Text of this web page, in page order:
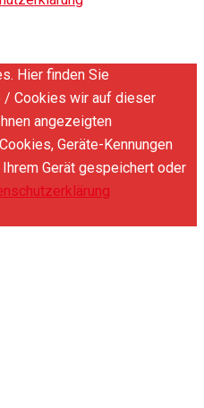
Hier finden Sie
/ Cookies wir auf dieser
angezeigten
Geräte-Kennungen
Gerät gespeichert oder